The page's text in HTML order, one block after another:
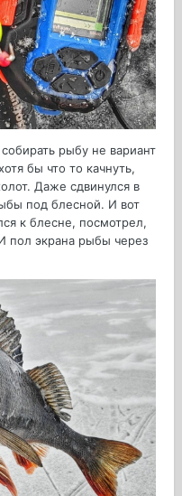
рыбу не вариант
бы что то качнуть,
Даже сдвинулся в
под блесной. И вот
к блесне, посмотрел,
пол экрана рыбы через